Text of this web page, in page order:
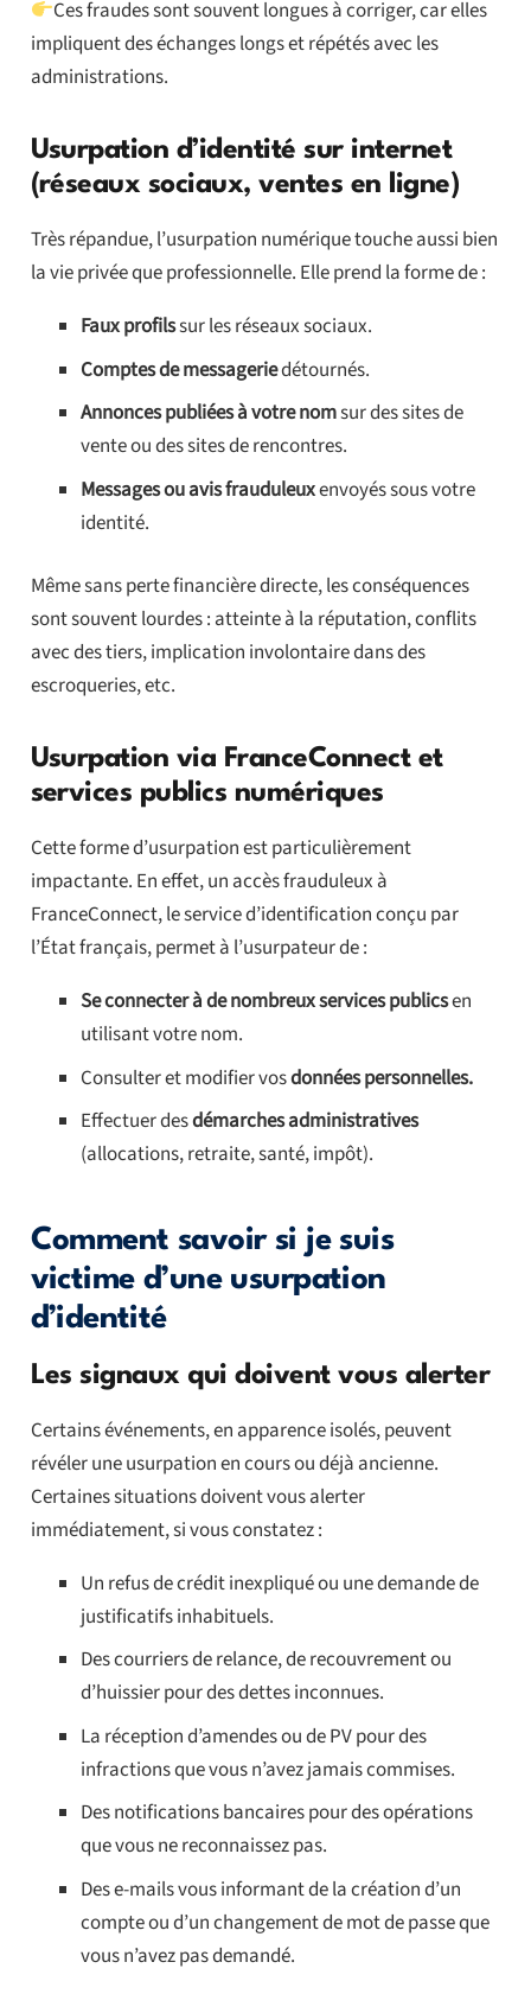
Ces fraudes sont souvent longues à corriger, car elles
impliquent des échanges longs et répétés avec les
administrations.
Usurpation d’identité sur internet
(réseaux sociaux, ventes en ligne)
Très répandue, l’usurpation numérique touche aussi bien
la vie privée que professionnelle. Elle prend la forme de :
Faux profilssur les réseaux sociaux.
Comptes de messageriedétournés.
Annonces publiées à votre nomsur des sites de
vente ou des sites de rencontres.
Messages ou avis frauduleuxenvoyés sous votre
identité.
Même sans perte financière directe, les conséquences
sont souvent lourdes : atteinte à la réputation, conflits
avec des tiers, implication involontaire dans des
escroqueries, etc.
Usurpation via FranceConnect et
services publics numériques
Cette forme d’usurpation est particulièrement
impactante. En effet, un accès frauduleux à
FranceConnect, le service d’identification conçu par
l’État français, permet à l’usurpateur de :
Se connecter à de nombreux services publicsen
utilisant votre nom.
Consulter et modifier vosdonnées personnelles.
Effectuer desdémarches administratives
(allocations, retraite, santé, impôt).
Comment savoir si je suis
victime d’une usurpation
d’identité
Les signaux qui doivent vous alerter
Certains événements, en apparence isolés, peuvent
révéler une usurpation en cours ou déjà ancienne.
Certaines situations doivent vous alerter
immédiatement, si vous constatez :
Un refus de crédit inexpliqué ou une demande de
justificatifs inhabituels.
Des courriers de relance, de recouvrement ou
d’huissier pour des dettes inconnues.
La réception d’amendes ou de PV pour des
infractions que vous n’avez jamais commises.
Des notifications bancaires pour des opérations
que vous ne reconnaissez pas.
Des e-mails vous informant de la création d’un
compte ou d’un changement de mot de passe que
vous n’avez pas demandé.